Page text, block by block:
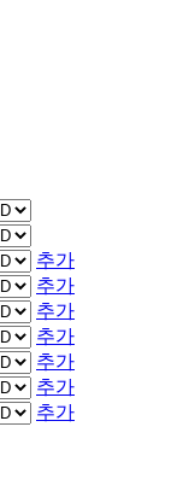
추가
추가
추가
추가
추가
추가
추가